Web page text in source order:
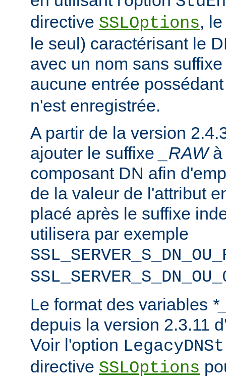
directive SSLOptions,
le seul) caractérisant le
avec un nom sans
aucune entrée
n'est enregistrée.
A partir de la version
ajouter le suffixe
_RAW
composant DN afin
de la valeur de l'attribut
placé après le suffixe
utilisera par exemple
Le format des variables
depuis la version 2.3.11
Voir l'option
directive SSLOptions